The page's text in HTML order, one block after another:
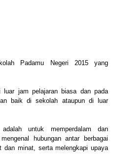
Padamu Negeri 2015 yang
luar jam pelajaran biasa dan pada
baik di sekolah ataupun di luar
untuk memperdalam dan
hubungan antar berbagai
dan minat, serta melengkapi upaya